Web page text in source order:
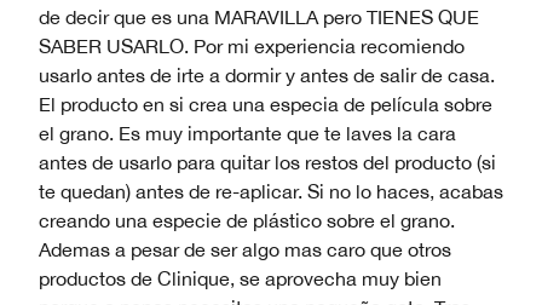
de decir que es una MARAVILLA pero TIENES QUE
SABER USARLO. Por mi experiencia recomiendo
usarlo antes de irte a dormir y antes de salir de casa.
El producto en si crea una especia de película sobre
el grano. Es muy importante que te laves la cara
antes de usarlo para quitar los restos del producto (si
te quedan) antes de re-aplicar. Si no lo haces, acabas
creando una especie de plástico sobre el grano.
Ademas a pesar de ser algo mas caro que otros
productos de Clinique, se aprovecha muy bien